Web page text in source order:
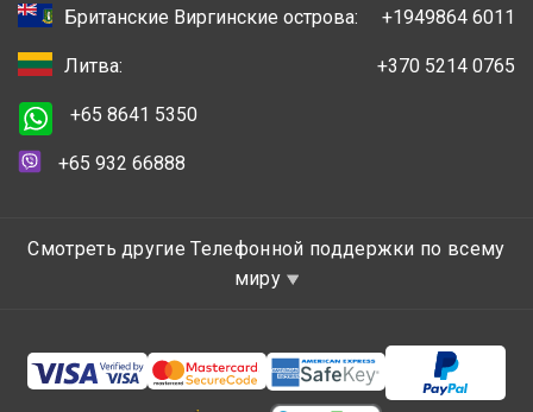
Британские Виргинские острова: +1949864 6011
Литва: +370 5214 0765
+65 8641 5350
+65 932 66888
Смотреть другие Телефонной поддержки по всему
миру